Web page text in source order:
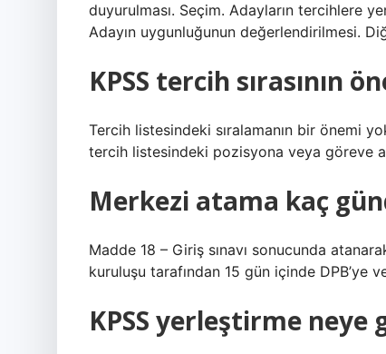
duyurulması. Seçim. Adayların tercihlere
Adayın uygunluğunun değerlendirilmesi.
KPSS tercih sırasının
Tercih listesindeki sıralamanın bir önemi
tercih listesindeki pozisyona veya göreve
Merkezi atama kaç
Madde 18 – Giriş sınavı sonucunda
kuruluşu tarafından 15 gün içinde DPB’ye
KPSS yerleştirme neye